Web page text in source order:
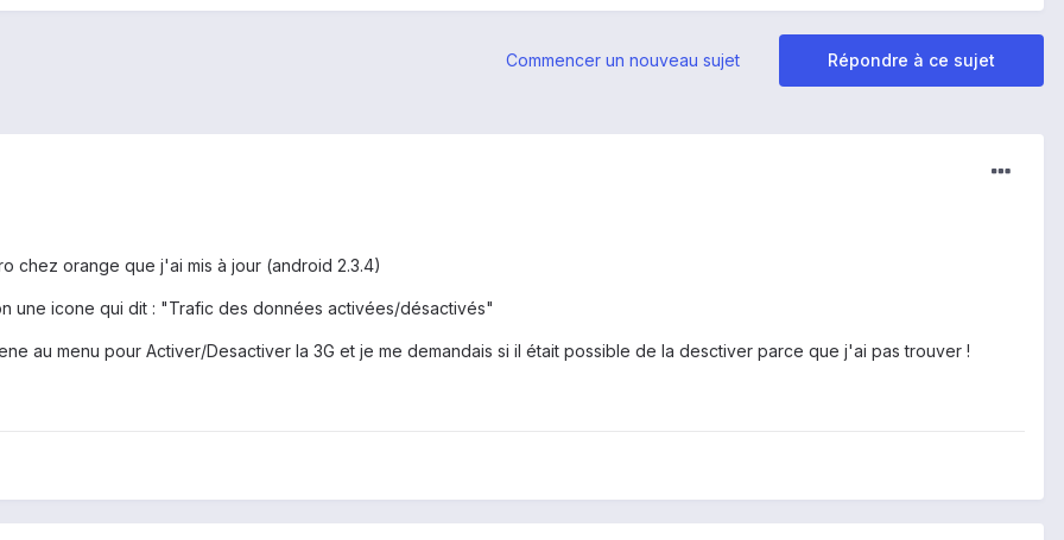
Répondre à ce sujet
Commencer un nouveau sujet
chez orange que j'ai mis à jour (android 2.3.4)
une icone qui dit : "Trafic des données activées/désactivés"
au menu pour Activer/Desactiver la 3G et je me demandais si il était possible de la desctiver parce que j'ai pas trouver !